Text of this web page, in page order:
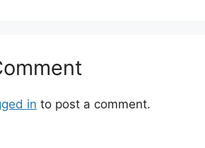
in to post a comment.